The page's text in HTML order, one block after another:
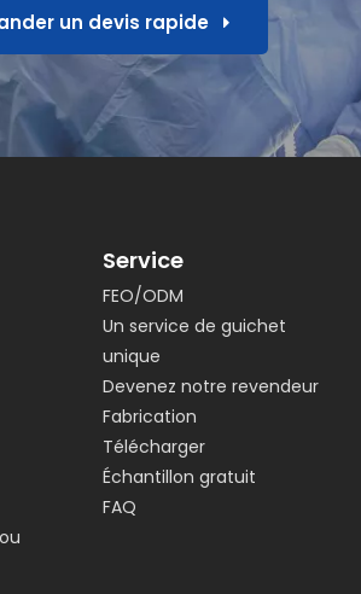
un devis rapide
Service
FEO/ODM
Un service de guichet
unique
Devenez notre revendeur
Fabrication
Télécharger
Échantillon gratuit
FAQ